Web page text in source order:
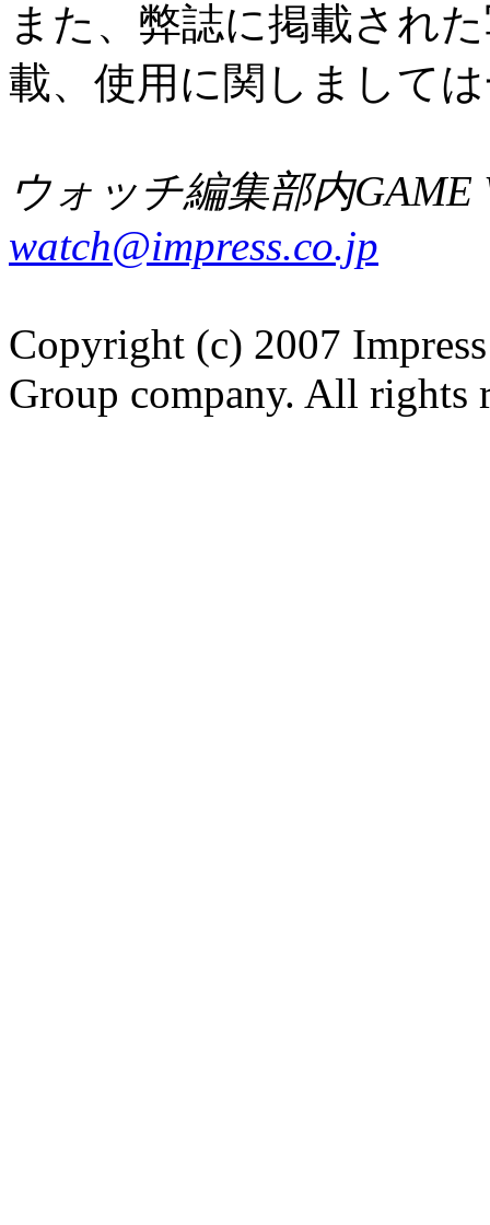
また、弊誌に掲載され
載、使用に関しまして
ウォッチ編集部内GAME
watch@impress.co.jp
Copyright (c) 2007
Group company. All rights